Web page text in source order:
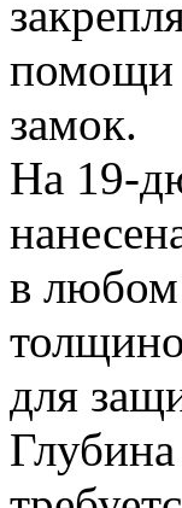
помощи
замок.
На 19-
в любом
для